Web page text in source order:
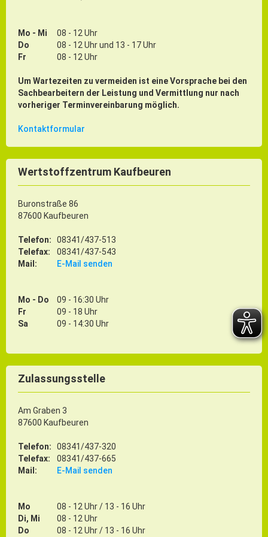
Mo - Mi
08 - 12 Uhr
Do
08 - 12 Uhr und 13 - 17 Uhr
Fr
08 - 12 Uhr
Um Wartezeiten zu vermeiden ist eine Vorsprache bei den
Sachbearbeitern der Leistung und Vermittlung nur nach
vorheriger Terminvereinbarung möglich.
Kontaktformular
Wertstoffzentrum Kaufbeuren
Buronstraße 86
87600 Kaufbeuren
Telefon:
08341/437-513
Telefax:
08341/437-543
Mail:
E-Mail senden
Mo - Do
09 - 16:30 Uhr
Fr
09 - 18 Uhr
Sa
09 - 14:30 Uhr
Zulassungsstelle
Am Graben 3
87600 Kaufbeuren
Telefon:
08341/437-320
Telefax:
08341/437-665
Mail:
E-Mail senden
Mo
08 - 12 Uhr / 13 - 16 Uhr
Di, Mi
08 - 12 Uhr
Do
08 - 12 Uhr / 13 - 16 Uhr